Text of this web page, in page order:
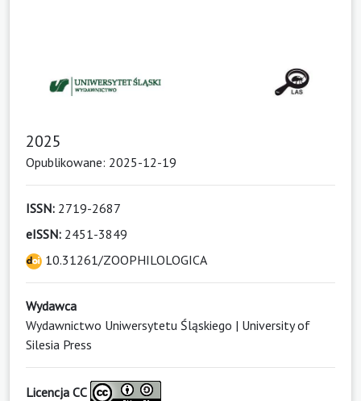
2025
Opublikowane: 2025-12-19
ISSN: 2719-2687
eISSN: 2451-3849
10.31261/ZOOPHILOLOGICA
Wydawca
Wydawnictwo Uniwersytetu Śląskiego | University of
Silesia Press
Licencja CC